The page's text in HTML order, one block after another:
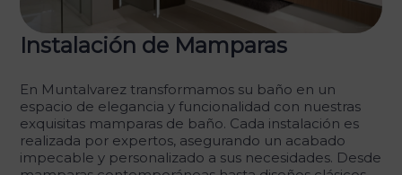
Instalación de Mamparas
En Muntalvarez transformamos su baño en un
espacio de elegancia y funcionalidad con nuestras
exquisitas mamparas de baño. Cada instalación es
realizada por expertos, asegurando un acabado
impecable y personalizado a sus necesidades. Desde